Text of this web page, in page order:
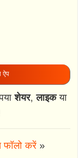
ऐप
शेयर,लाइकया
फॉलो करें»